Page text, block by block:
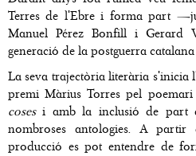
Terres de l'Ebre i forma part
Manuel Pérez Bonfill i Gerard
generació de la postguerra
La seva trajectòria literària s'inicia
premi Màrius Torres pel poemari
cosesi amb la inclusió de part
nombroses antologies. A partir
producció es pot entendre de